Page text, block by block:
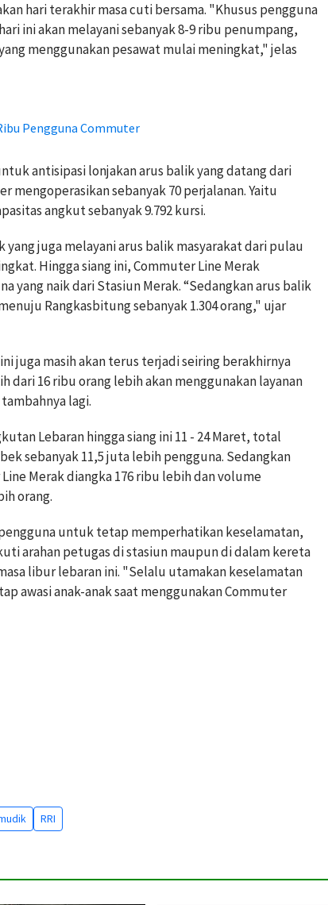
hari terakhir masa cuti bersama. "Khusus pengguna
ini akan melayani sebanyak 8-9 ribu penumpang,
menggunakan pesawat mulai meningkat," jelas
Pengguna Commuter
antisipasi lonjakan arus balik yang datang dari
mengoperasikan sebanyak 70 perjalanan. Yaitu
angkut sebanyak 9.792 kursi.
juga melayani arus balik masyarakat dari pulau
Hingga siang ini, Commuter Line Merak
yang naik dari Stasiun Merak. “Sedangkan arus balik
Rangkasbitung sebanyak 1.304 orang," ujar
juga masih akan terus terjadi seiring berakhirnya
dari 16 ribu orang lebih akan menggunakan layanan
lagi.
Lebaran hingga siang ini 11 - 24 Maret, total
sebanyak 11,5 juta lebih pengguna. Sedangkan
Merak diangka 176 ribu lebih dan volume
orang.
untuk tetap memperhatikan keselamatan,
arahan petugas di stasiun maupun di dalam kereta
libur lebaran ini. "Selalu utamakan keselamatan
awasi anak-anak saat menggunakan Commuter
RRI